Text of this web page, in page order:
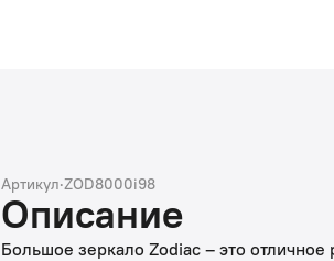
Артикул·ZOD8000i98
Описание
Большое зеркало Zodiac – это